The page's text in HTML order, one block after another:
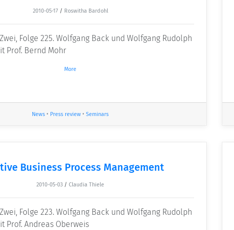
2010-05-17 / Roswitha Bardohl
Folge 225. Wolfgang Back und Wolfgang Rudolph
Prof. Bernd Mohr
More
News • Press review • Seminars
Business Process Management
2010-05-03 / Claudia Thiele
Folge 223. Wolfgang Back und Wolfgang Rudolph
Prof. Andreas Oberweis